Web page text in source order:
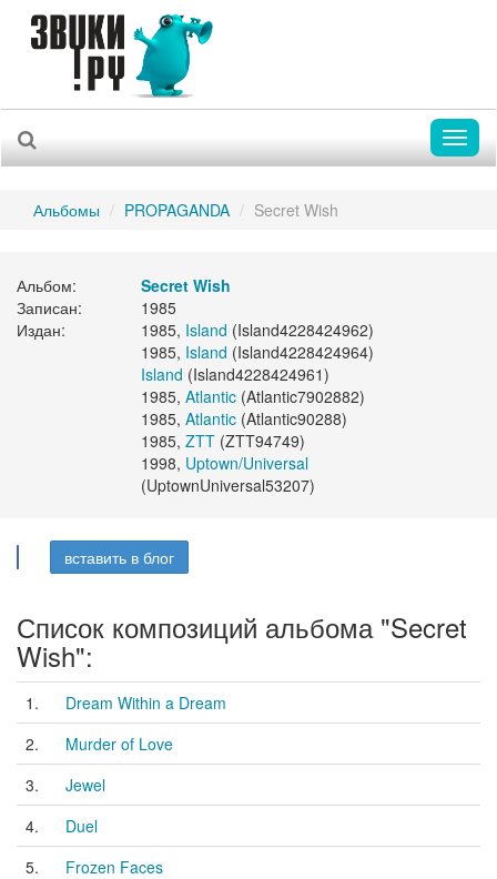
Альбомы PROPAGANDA Secret Wish
Альбом:
Secret Wish
Записан:
1985
Издан:
1985, Island (Island4228424962)
1985, Island (Island4228424964)
Island (Island4228424961)
1985, Atlantic (Atlantic7902882)
1985, Atlantic (Atlantic90288)
1985, ZTT (ZTT94749)
1998, Uptown/Universal
(UptownUniversal53207)
вставить в блог
Список композиций альбома "Secret
Wish":
1.
Dream Within a Dream
2.
Murder of Love
3.
Jewel
4.
Duel
5.
Frozen Faces